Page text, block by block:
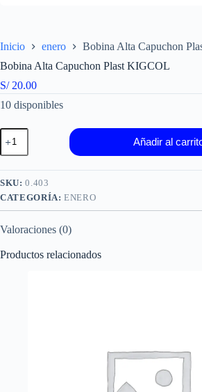
Inicio enero
Bobina Alta Capuchon
Bobina Alta Capuchon Plast KIGCOL
S/20.00
10 disponibles
Bobina
Alta
Capuchon
Plast
KIGCOL
cantidad
Añadir al
SKU:0.403
CATEGORÍA:ENERO
Valoraciones (0)
Productos relacionados